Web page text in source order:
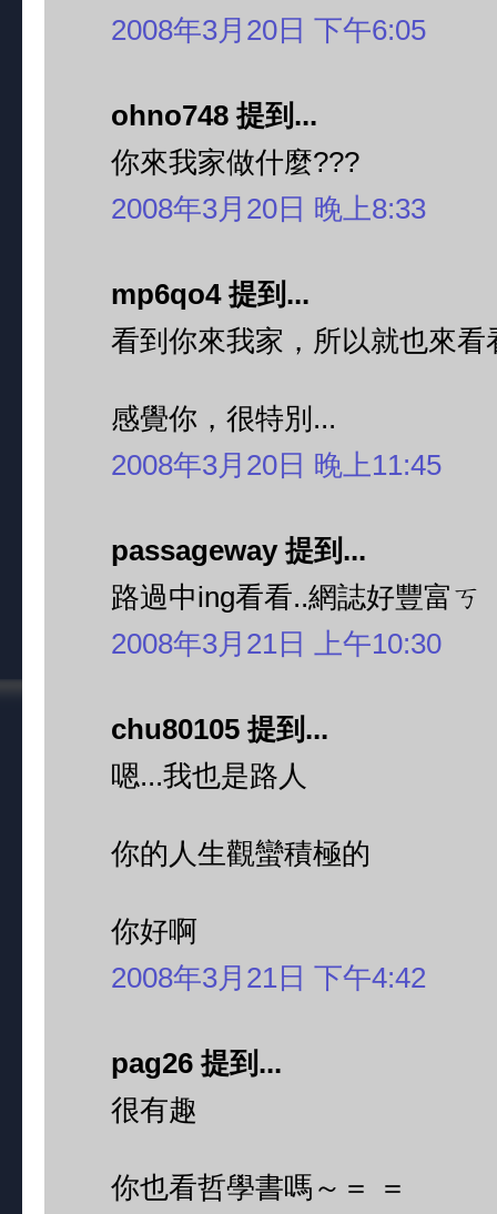
2008年3月20日 下午6:05
ohno748 提到...
你來我家做什麼???
2008年3月20日 晚上8:33
mp6qo4 提到...
看到你來我家，所以就也來看
感覺你，很特別...
2008年3月20日 晚上11:45
passageway 提到...
路過中ing看看..網誌好豐富ㄎ
2008年3月21日 上午10:30
chu80105 提到...
嗯...我也是路人
你的人生觀蠻積極的
你好啊
2008年3月21日 下午4:42
pag26 提到...
很有趣
你也看哲學書嗎～＝ ＝